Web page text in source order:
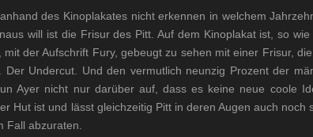
des Kinoplakates nicht erkennen in welchem
will ist die Frisur des Pitt. Auf dem Kinoplakat ist, so
der Aufschrift Fury, gebeugt zu sehen mit einer Frisur,
Undercut. Und den vermutlich neunzig Prozent der
Ayer nicht nur darüber auf, dass es keine neue coole
Hut ist und lässt gleichzeitig Pitt in deren Augen auch noch
Fall abzuraten.